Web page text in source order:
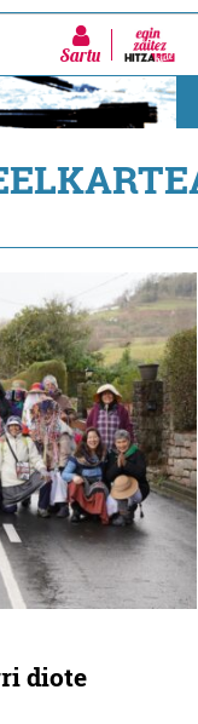
Sartu
diote